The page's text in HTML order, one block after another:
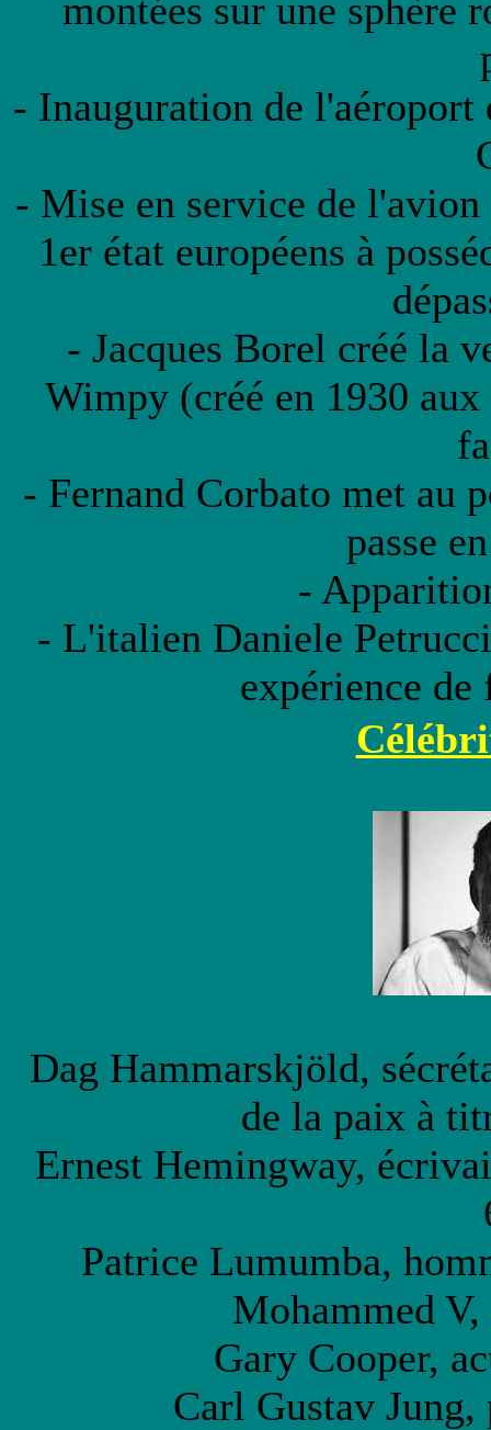
montées sur une sphère
- Inauguration de
- Mise en service de
1er état européens à
- Jacques Borel créé la
Wimpy (créé en 1930
- Fernand Corbato met au
passe
-
- L'italien Daniele
expérience
Dag Hammarskjöld,
de la paix à
Ernest Hemingway,
Patrice Lumumba,
Mohammed
Gary Cooper,
Carl Gustav Jung,